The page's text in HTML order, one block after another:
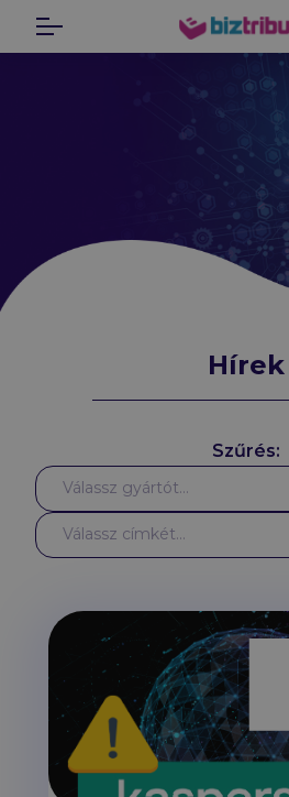
Menü
biztributor
Hírek
Szűrés:
Gyártók
Válassz gyártót...
Címkék
Válassz címkét...
Hírek